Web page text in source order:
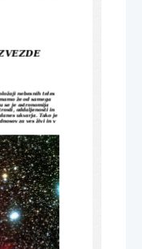
nebesnih teles
že od samega
se je astronomija
oddaljenosti in
ukvarja. Tako je
za ves živi in v